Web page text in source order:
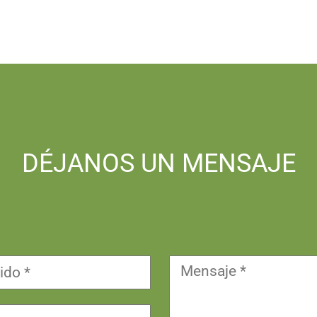
DÉJANOS UN MENSAJE